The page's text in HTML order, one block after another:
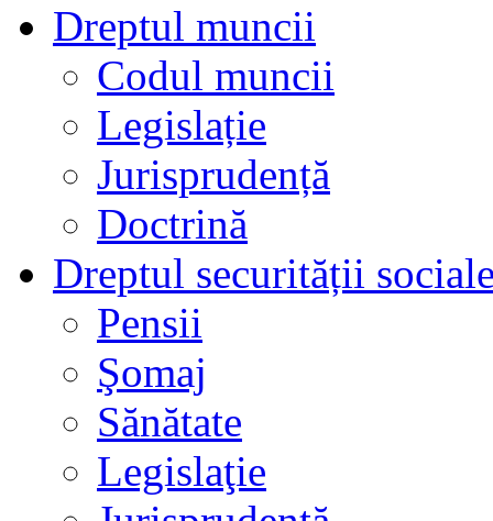
Dreptul muncii
Codul muncii
Legislație
Jurisprudență
Doctrină
Dreptul securității
Pensii
Şomaj
Sănătate
Legislaţie